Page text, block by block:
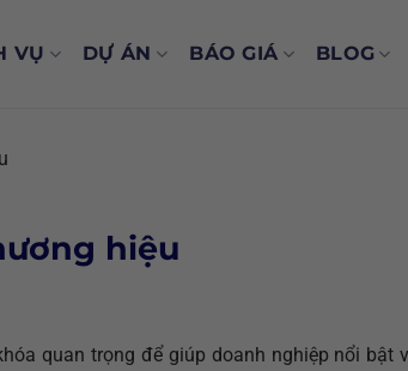
VỤ DỰ ÁN BÁO GIÁ BLOG
hiệu
quan trọng để giúp doanh nghiệp nổi bật